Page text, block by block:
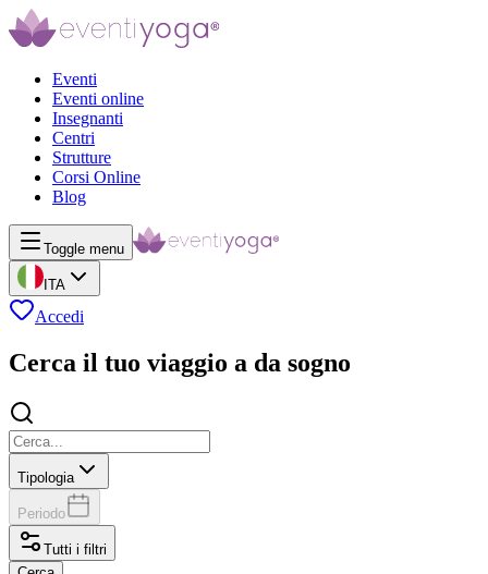
Eventi
Eventi online
Insegnanti
Centri
Strutture
Corsi Online
Blog
Toggle menu
ITA
Accedi
Cerca il tuo viaggio a da sogno
Tipologia
Periodo
Tutti i filtri